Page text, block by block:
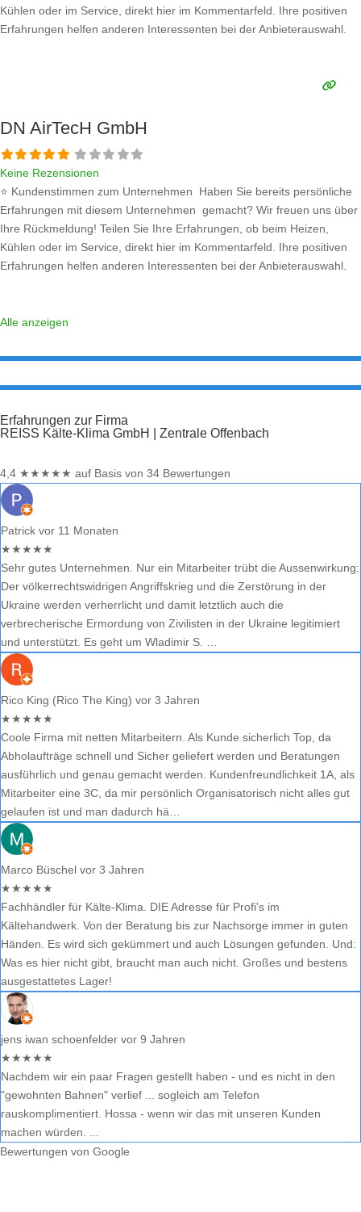
Kühlen oder im Service, direkt hier im Kommentarfeld. Ihre positiven
Erfahrungen helfen anderen Interessenten bei der Anbieterauswahl.
DN AirTecH GmbH
Keine Rezensionen
⭐ Kundenstimmen zum Unternehmen Haben Sie bereits persönliche
Erfahrungen mit diesem Unternehmen gemacht? Wir freuen uns über
Ihre Rückmeldung! Teilen Sie Ihre Erfahrungen, ob beim Heizen,
Kühlen oder im Service, direkt hier im Kommentarfeld. Ihre positiven
Erfahrungen helfen anderen Interessenten bei der Anbieterauswahl.
Alle anzeigen
Erfahrungen zur Firma
REISS Kälte-Klima GmbH | Zentrale Offenbach
4,4 ★★★★★ auf Basis von 34 Bewertungen
Patrick vor 11 Monaten
★★★★★
Sehr gutes Unternehmen. Nur ein Mitarbeiter trübt die Aussenwirkung:
Der völkerrechtswidrigen Angriffskrieg und die Zerstörung in der
Ukraine werden verherrlicht und damit letztlich auch die
verbrecherische Ermordung von Zivilisten in der Ukraine legitimiert
und unterstützt. Es geht um Wladimir S. …
Rico King (Rico The King) vor 3 Jahren
★★★★★
Coole Firma mit netten Mitarbeitern. Als Kunde sicherlich Top, da
Abholaufträge schnell und Sicher geliefert werden und Beratungen
ausführlich und genau gemacht werden. Kundenfreundlichkeit 1A, als
Mitarbeiter eine 3C, da mir persönlich Organisatorisch nicht alles gut
gelaufen ist und man dadurch hä…
Marco Büschel vor 3 Jahren
★★★★★
Fachhändler für Kälte-Klima. DIE Adresse für Profi's im
Kältehandwerk. Von der Beratung bis zur Nachsorge immer in guten
Händen. Es wird sich gekümmert und auch Lösungen gefunden. Und:
Was es hier nicht gibt, braucht man auch nicht. Großes und bestens
ausgestattetes Lager!
jens iwan schoenfelder vor 9 Jahren
★★★★★
Nachdem wir ein paar Fragen gestellt haben - und es nicht in den
"gewohnten Bahnen" verlief ... sogleich am Telefon
rauskomplimentiert. Hossa - wenn wir das mit unseren Kunden
machen würden. ...
Bewertungen von Google